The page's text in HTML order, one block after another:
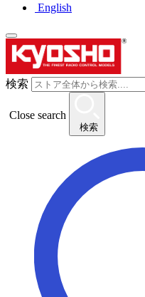
English
検索
Close search
検索